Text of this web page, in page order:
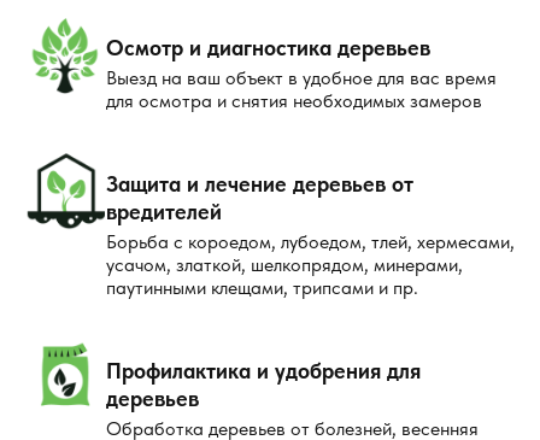
Осмотр и диагностика деревьев
Выезд на ваш объект в удобное для вас время
для осмотра и снятия необходимых замеров
Защита и лечение деревьев от
вредителей
Борьба с короедом, лубоедом, тлей, хермесами,
усачом, златкой, шелкопрядом, минерами,
паутинными клещами, трипсами и пр.
Профилактика и удобрения для
деревьев
Обработка деревьев от болезней, весенняя